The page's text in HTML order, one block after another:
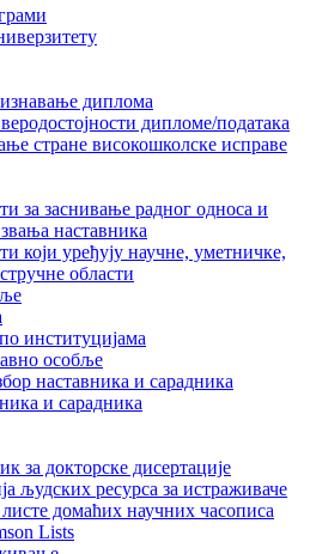
диплома
дипломе/података
стране високошколске исправе
за заснивање радног односа и
наставника
који уређују научне, уметничке,
области
институцијама
особље
наставника и сарадника
и сарадника
за докторске дисертације
људских ресурса за истраживаче
листе домаћих научних часописа
Lists